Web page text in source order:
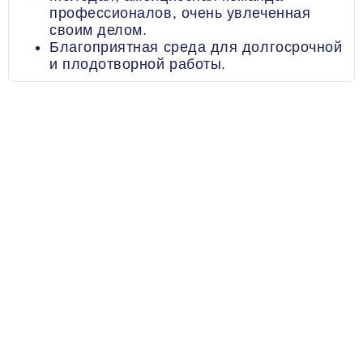
профессионалов, очень увлеченная
своим делом.
Благоприятная среда для долгосрочной
и плодотворной работы.